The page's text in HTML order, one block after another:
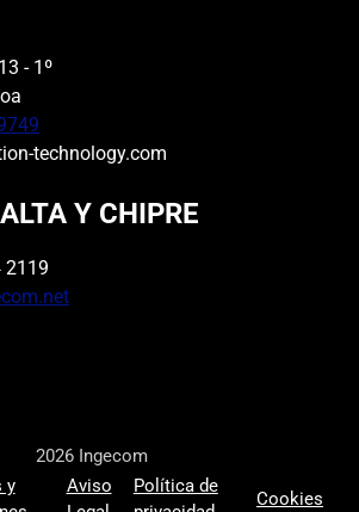
- 1º
technology.com
Y CHIPRE
2119
2026 Ingecom
y
Aviso
Política de
Cookies